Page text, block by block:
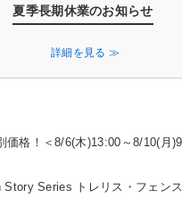
夏季長期休業のお知らせ
詳細を見る ≫
価格！＜8/6(木)13:00～8/10(月
Story Series トレリス・フェンス